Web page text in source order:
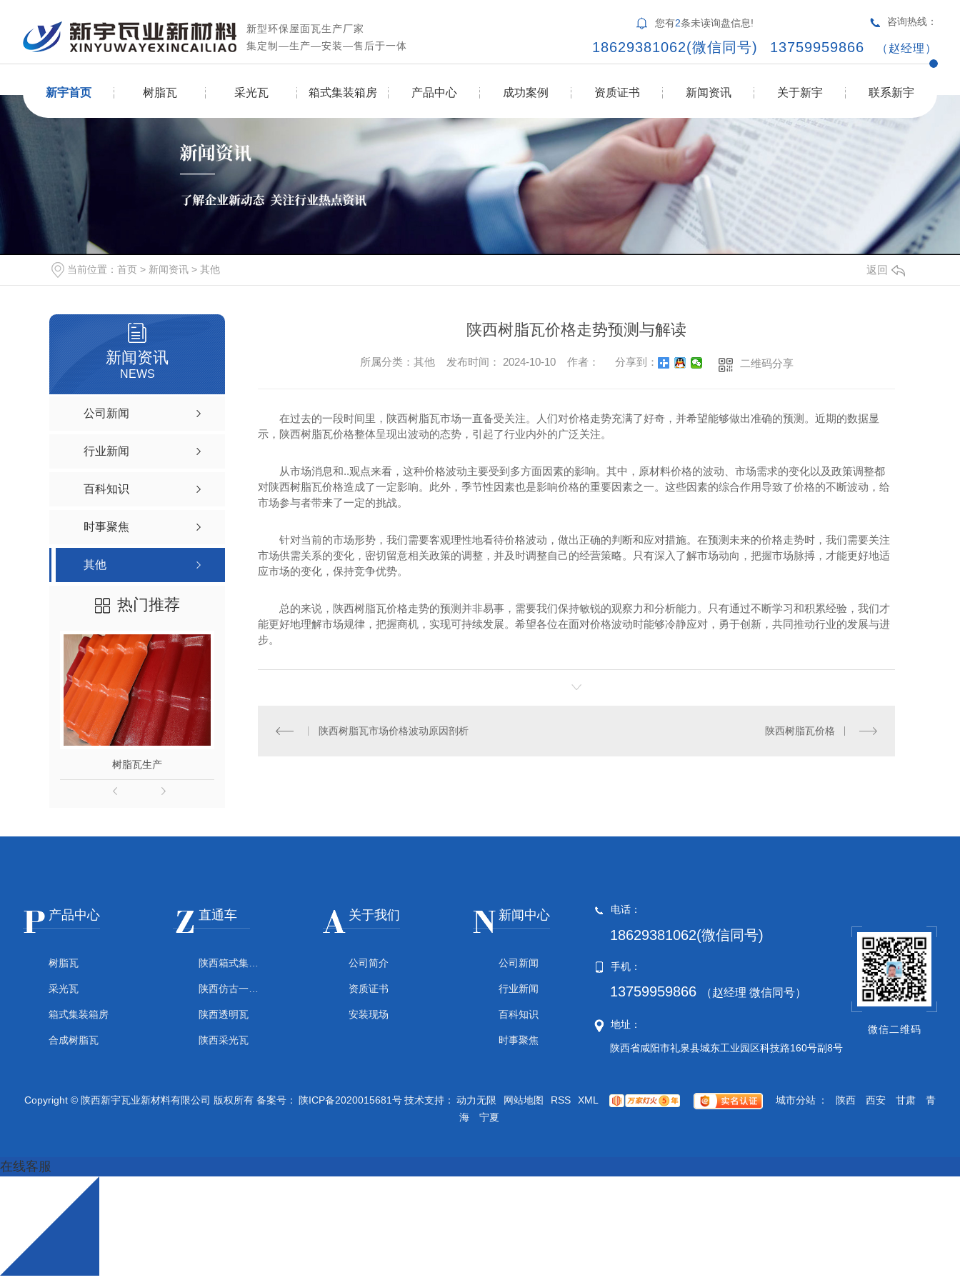
新型环保屋面瓦生产厂家
集定制—生产—安装—售后于一体
您有2条未读询盘信息! 咨询热线：
18629381062(微信同号) 13759959866 （赵经理）
新宇首页 树脂瓦 采光瓦 箱式集装箱房 产品中心 成功案例 资质证书 新闻资讯 关于新宇 联系新宇
当前位置： 首页 > 新闻资讯 > 其他 返回
新闻资讯
NEWS
公司新闻
行业新闻
百科知识
时事聚焦
其他
热门推荐
树脂瓦生产
陕西树脂瓦价格走势预测与解读
所属分类：其他 发布时间： 2024-10-10 作者： 分享到： 二维码分享
在过去的一段时间里，陕西树脂瓦市场一直备受关注。人们对价格走势充满了好奇，并希望能够做出准确的预测。近期的数据显
示，陕西树脂瓦价格整体呈现出波动的态势，引起了行业内外的广泛关注。
从市场消息和..观点来看，这种价格波动主要受到多方面因素的影响。其中，原材料价格的波动、市场需求的变化以及政策调整都
对陕西树脂瓦价格造成了一定影响。此外，季节性因素也是影响价格的重要因素之一。这些因素的综合作用导致了价格的不断波动，给
市场参与者带来了一定的挑战。
针对当前的市场形势，我们需要客观理性地看待价格波动，做出正确的判断和应对措施。在预测未来的价格走势时，我们需要关注
市场供需关系的变化，密切留意相关政策的调整，并及时调整自己的经营策略。只有深入了解市场动向，把握市场脉搏，才能更好地适
应市场的变化，保持竞争优势。
总的来说，陕西树脂瓦价格走势的预测并非易事，需要我们保持敏锐的观察力和分析能力。只有通过不断学习和积累经验，我们才
能更好地理解市场规律，把握商机，实现可持续发展。希望各位在面对价格波动时能够冷静应对，勇于创新，共同推动行业的发展与进
步。
陕西树脂瓦市场价格波动原因剖析 陕西树脂瓦价格
产品中心
树脂瓦
采光瓦
箱式集装箱房
合成树脂瓦
直通车
陕西透明瓦
陕西采光瓦
关于我们
公司简介
资质证书
安装现场
新闻中心
公司新闻
行业新闻
百科知识
时事聚焦
电话：
18629381062(微信同号)
手机：
13759959866 （赵经理 微信同号）
地址：
陕西省咸阳市礼泉县城东工业园区科技路160号副8号
微信二维码
Copyright © 陕西新宇瓦业新材料有限公司 版权所有 备案号： 陕ICP备2020015681号技术支持： 动力无限 网站地图 RSS XML 城市分站 ： 陕西 西安 甘肃
青
海
宁夏
在线客服